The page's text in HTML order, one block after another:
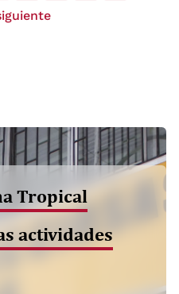
Tropical
actividades